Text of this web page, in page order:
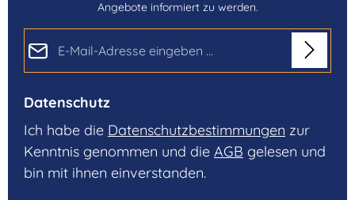
Angebote informiert zu werden.
Datenschutz
Ich habe die Datenschutzbestimmungen zur
Kenntnis genommen und die AGB gelesen und
bin mit ihnen einverstanden.